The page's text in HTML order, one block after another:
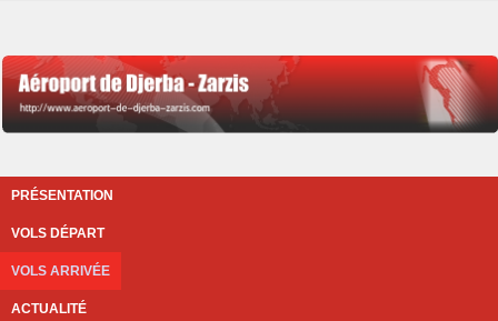
PRÉSENTATION
VOLS DÉPART
VOLS ARRIVÉE
ACTUALITÉ